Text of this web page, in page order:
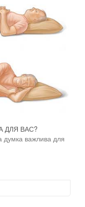
ДЛЯ ВАС?
думка важлива для